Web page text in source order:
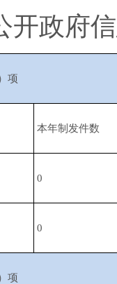
政府信
项
本年制发件数
0
0
项